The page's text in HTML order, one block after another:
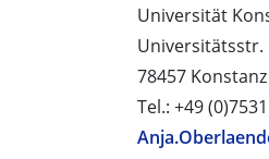
Universität
Universitätsstr.
78457 Konstanz
Tel.: +49